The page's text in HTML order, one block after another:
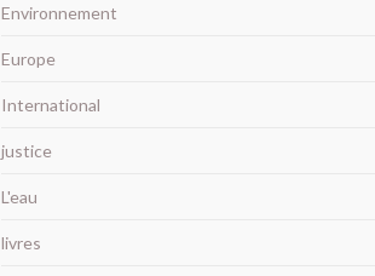
Environnement
Europe
International
justice
L'eau
livres